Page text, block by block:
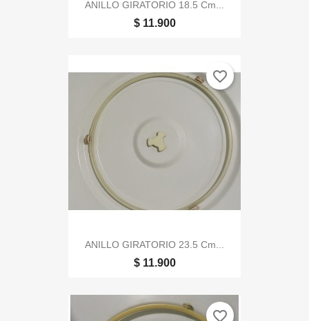
ANILLO GIRATORIO 18.5 Cm...
$ 11.900
ANILLO GIRATORIO 23.5 Cm...
$ 11.900
favorite_border
favorite_border